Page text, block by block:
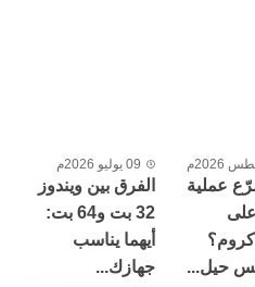
عملية
على
حيل...
09 يوليو 2026م
الفرق بين ويندوز
32 بت و64 بت:
أيهما يناسب
جهازك...